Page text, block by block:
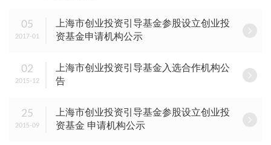
05
2017-01
上海市创业投资引导基金参股设立创业投
资基金申请机构公示
02
2015-12
上海市创业投资引导基金入选合作机构公
告
25
2015-09
上海市创业投资引导基金参股设立创业投
资基金 申请机构公示